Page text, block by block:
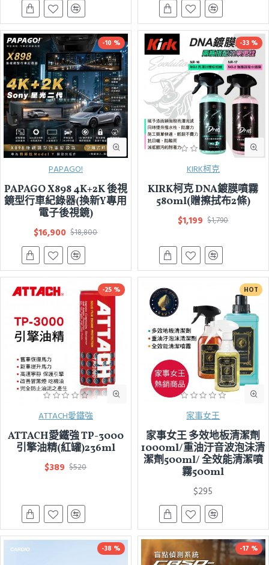
-10 %
PAPAGO!
PAPAGO X898 4K+2K 後視
鏡型行車紀錄器(換新Y專用
電子後視鏡)
$16,900 $18,800
-33 %
KIRK柯克
KIRK柯克 DNA鍍膜噴霧
580ml(贈擦拭布2條)
$1,199 $1,790
-25 %
ATTACH愛鐵強
ATTACH愛鐵強 TP-3000
引擎油精(紅罐)236ml
$389 $520
HOT
家事女王
家事女王 多效地板清潔劑
1000ml/重油汙音波泡沫清
潔劑500ml/ 全效能清潔噴
霧500ml
$295
-38 % -17 %